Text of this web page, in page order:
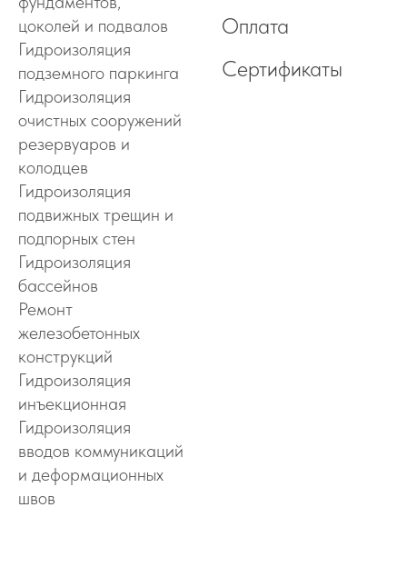
цоколей и подвалов
Гидроизоляция
подземного паркинга
Гидроизоляция
очистных сооружений
резервуаров и
колодцев
Гидроизоляция
подвижных трещин и
подпорных стен
Гидроизоляция
бассейнов
Ремонт
железобетонных
конструкций
Гидроизоляция
инъекционная
Гидроизоляция
вводов коммуникаций
и деформационных
швов
Оплата
Сертификаты